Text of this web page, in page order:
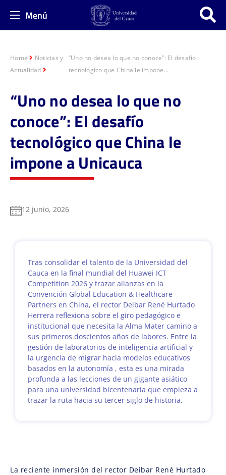
Menú
Home
Noticias y
Actualidad
“Uno no desea lo que no conoce”: El desafío
tecnológico que China le impone...
“Uno no desea lo que no
conoce”: El desafío
tecnológico que China le
impone a Unicauca
12 junio, 2026
Tras consolidar el talento de la Universidad del
Cauca en la final mundial del Huawei ICT
Competition 2026 y trazar alianzas en la
Convención Global Education & Healthcare
Partners en China, el rector Deibar René Hurtado
Herrera reflexiona sobre el giro pedagógico e
institucional que necesita la Alma Mater camino a
sus primeros doscientos años de labores. Entre la
gestión de laboratorios de inteligencia artificial y
la urgencia de migrar hacia modelos educativos
basados en la autonomía , esta es una mirada
profunda a las lecciones de un gigante asiático
para una universidad bicentenaria que empieza a
trazar la ruta hacia su tercer siglo de historia.
La reciente inmersión del rector Deibar René Hurtado